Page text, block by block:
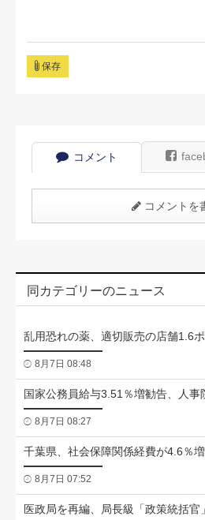
保存
コメント
コメントを
同カテゴリーのニュース
乱用恐れの薬、適切販売の店舗1.6
8月7日 08:48
国家公務員給与3.51％増勧告、人事
8月7日 08:27
千葉県、社会保障関係経費が4.6％
8月7日 07:52
医政局を再編、局長級「政策統括